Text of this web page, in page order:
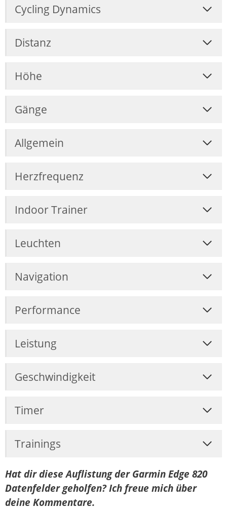
Cycling Dynamics
Distanz
Höhe
Gänge
Allgemein
Herzfrequenz
Indoor Trainer
Leuchten
Navigation
Performance
Leistung
Geschwindigkeit
Timer
Trainings
Hat dir diese Auflistung der Garmin Edge 820
Datenfelder geholfen? Ich freue mich über
deine Kommentare.